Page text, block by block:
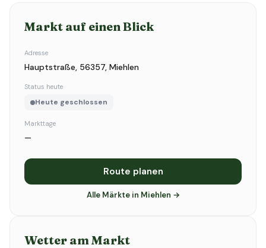
Markt auf einen Blick
Adresse
Hauptstraße, 56357, Miehlen
Status heute
Heute geschlossen
Markttage
—
Route planen
Alle Märkte in Miehlen →
Wetter am Markt